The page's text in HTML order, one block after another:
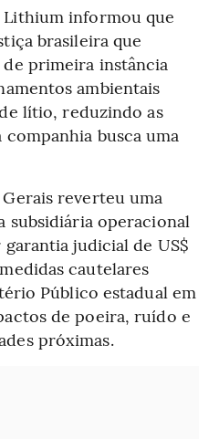
Lithium informou que
brasileira que
primeira instância
ambientais
lítio, reduzindo as
busca uma
reverteu uma
subsidiária operacional
judicial de US$
cautelares
Público estadual em
de poeira, ruído e
próximas.